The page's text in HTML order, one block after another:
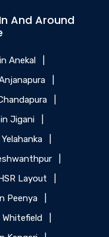
And Around
Anekal
Jigani
Layout
Peenya